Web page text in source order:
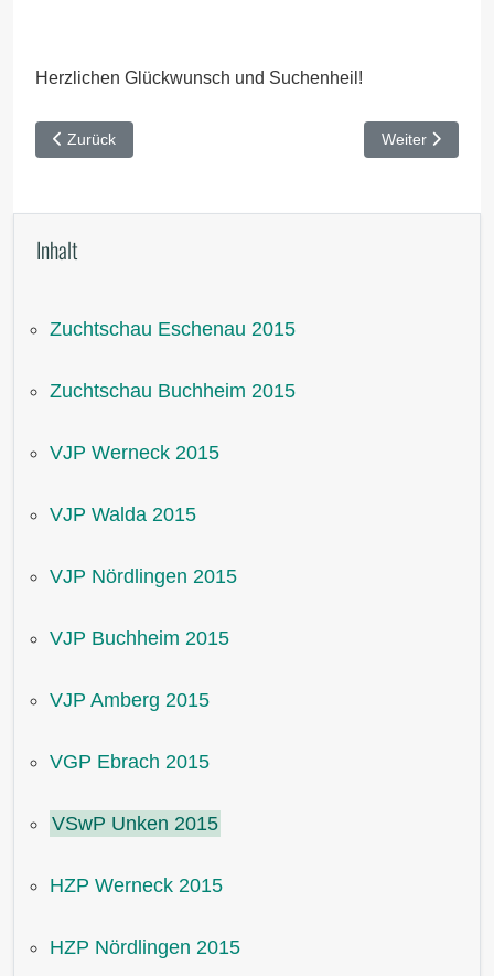
Herzlichen Glückwunsch und Suchenheil!
Vorheriger Beitrag: VGP Ebrach 2015
Zurück Nächster
Weiter
Inhalt
Zuchtschau Eschenau 2015
Zuchtschau Buchheim 2015
VJP Werneck 2015
VJP Walda 2015
VJP Nördlingen 2015
VJP Buchheim 2015
VJP Amberg 2015
VGP Ebrach 2015
VSwP Unken 2015
HZP Werneck 2015
HZP Nördlingen 2015